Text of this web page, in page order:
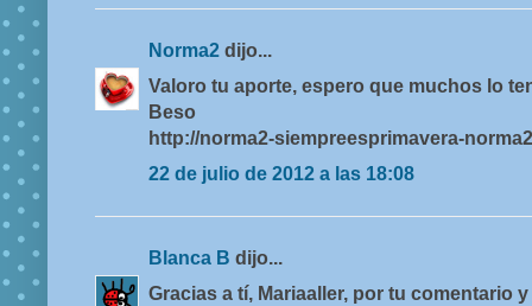
Norma2 dijo...
Valoro tu aporte, espero que muchos lo
Beso
http://norma2-siempreesprimavera-
22 de julio de 2012 a las 18:08
Blanca B dijo...
Gracias a tí, Mariaaller, por tu comentario